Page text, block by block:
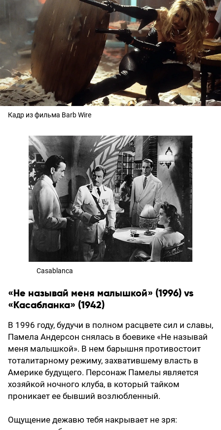
Кадр из фильма Barb Wire
Casablanca
«Не называй меня малышкой» (1996) vs
«Касабланка» (1942)
В 1996 году, будучи в полном расцвете сил и славы,
Памела Андерсон снялась в боевике «Не называй
меня малышкой». В нем барышня противостоит
тоталитарному режиму, захватившему власть в
Америке будущего. Персонаж Памелы является
хозяйкой ночного клуба, в который тайком
проникает ее бывший возлюбленный.
Ощущение дежавю тебя накрывает не зря: